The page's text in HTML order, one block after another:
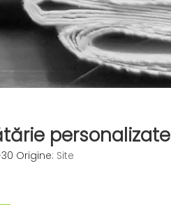
personalizate
Origine: Site